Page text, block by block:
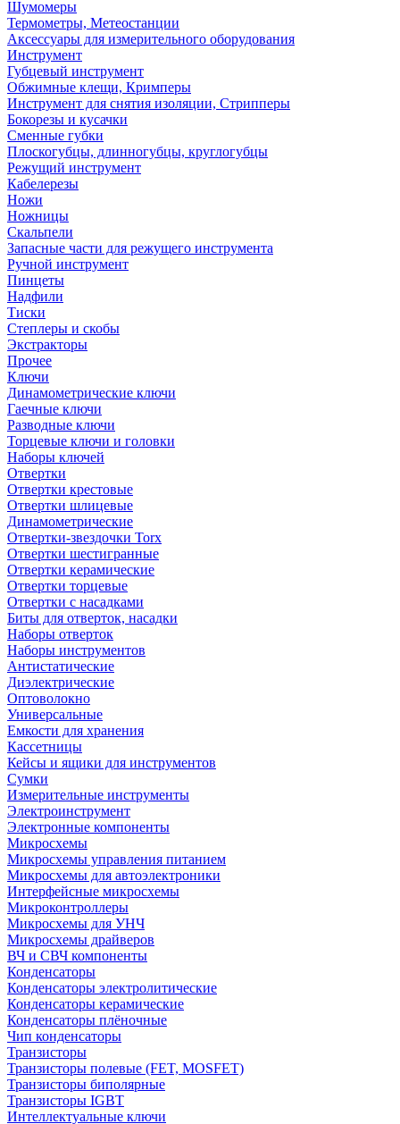
Шумомеры
Термометры, Метеостанции
Аксессуары для измерительного оборудования
Инструмент
Губцевый инструмент
Обжимные клещи, Кримперы
Инструмент для снятия изоляции, Стрипперы
Бокорезы и кусачки
Сменные губки
Плоскогубцы, длинногубцы, круглогубцы
Режущий инструмент
Кабелерезы
Ножи
Ножницы
Скальпели
Запасные части для режущего инструмента
Ручной инструмент
Пинцеты
Надфили
Тиски
Степлеры и скобы
Экстракторы
Прочее
Ключи
Динамометрические ключи
Гаечные ключи
Разводные ключи
Торцевые ключи и головки
Наборы ключей
Отвертки
Отвертки крестовые
Отвертки шлицевые
Динамометрические
Отвертки-звездочки Torx
Отвертки шестигранные
Отвертки керамические
Отвертки торцевые
Отвертки с насадками
Биты для отверток, насадки
Наборы отверток
Наборы инструментов
Антистатические
Диэлектрические
Оптоволокно
Универсальные
Емкости для хранения
Кассетницы
Кейсы и ящики для инструментов
Сумки
Измерительные инструменты
Электроинструмент
Электронные компоненты
Микросхемы
Микросхемы управления питанием
Микросхемы для автоэлектроники
Интерфейсные микросхемы
Микроконтроллеры
Микросхемы для УНЧ
Микросхемы драйверов
ВЧ и СВЧ компоненты
Конденсаторы
Конденсаторы электролитические
Конденсаторы керамические
Конденсаторы плёночные
Чип конденсаторы
Транзисторы
Транзисторы полевые (FET, MOSFET)
Транзисторы биполярные
Транзисторы IGBT
Интеллектуальные ключи